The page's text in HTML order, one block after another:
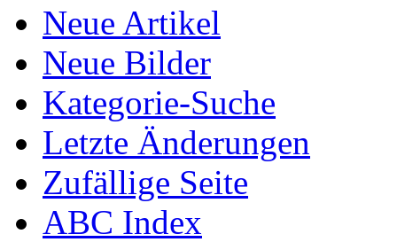
Neue Artikel
Neue Bilder
Kategorie-Suche
Letzte Änderungen
Zufällige Seite
ABC Index